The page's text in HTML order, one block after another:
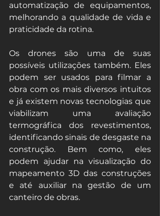
automatização de equipamentos,
melhorando a qualidade de vida e
praticidade da rotina.
Os drones são uma de suas
possíveis utilizações também. Eles
podem ser usados para filmar a
obra com os mais diversos intuitos
e já existem novas tecnologias que
viabilizam uma avaliação
termográfica dos revestimentos,
identificando sinais de desgaste na
construção. Bem como, eles
podem ajudar na visualização do
mapeamento 3D das construções
e até auxiliar na gestão de um
canteiro de obras.